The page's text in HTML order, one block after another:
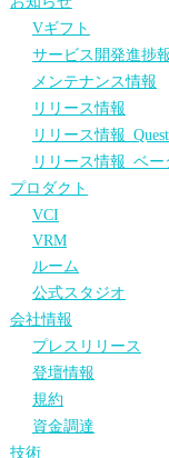
Vギフト
サービス開発進捗
メンテナンス情報
リリース情報
リリース情報
リリース情報_ベー
プロダクト
VCI
VRM
ルーム
公式スタジオ
会社情報
プレスリリース
登壇情報
規約
資金調達
技術